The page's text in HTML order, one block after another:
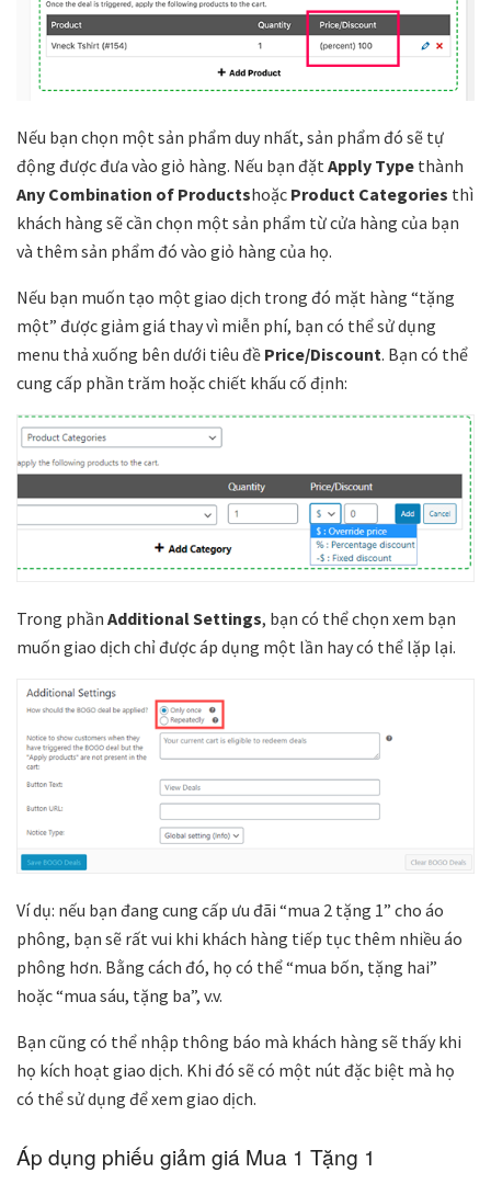
Nếu bạn chọn một sản phẩm duy nhất, sản phẩm đó sẽ tự
động được đưa vào giỏ hàng. Nếu bạn đặtApply Type thành
Any Combination of Productshoặc Product Categories thì
khách hàng sẽ cần chọn một sản phẩm từ cửa hàng của bạn
và thêm sản phẩm đó vào giỏ hàng của họ.
Nếu bạn muốn tạo một giao dịch trong đó mặt hàng “tặng
một” được giảm giá thay vì miễn phí, bạn có thể sử dụng
menu thả xuống bên dưới tiêu đề Price/Discount. Bạn có thể
cung cấp phần trăm hoặc chiết khấu cố định:
Trong phần Additional Settings, bạn có thể chọn xem bạn
muốn giao dịch chỉ được áp dụng một lần hay có thể lặp lại.
Ví dụ: nếu bạn đang cung cấp ưu đãi “mua 2 tặng 1” cho áo
phông, bạn sẽ rất vui khi khách hàng tiếp tục thêm nhiều áo
phông hơn. Bằng cách đó, họ có thể “mua bốn, tặng hai”
hoặc “mua sáu, tặng ba”, v.v.
Bạn cũng có thể nhập thông báo mà khách hàng sẽ thấy khi
họ kích hoạt giao dịch. Khi đó sẽ có một nút đặc biệt mà họ
có thể sử dụng để xem giao dịch.
Áp dụng phiếu giảm giá Mua 1 Tặng 1